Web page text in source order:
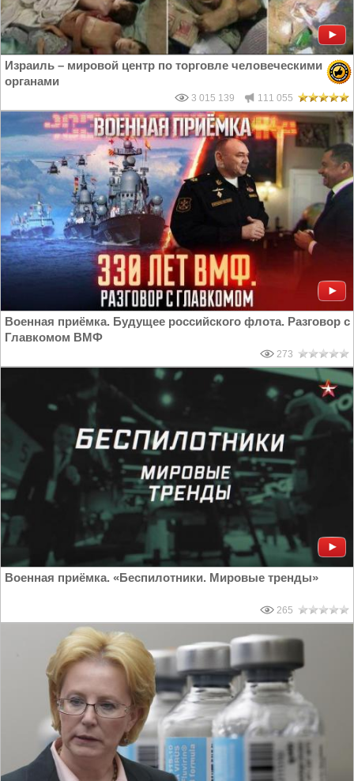
Израиль – мировой центр по торговле человеческими
органами
3 015 139 111 055
Военная приёмка. Будущее российского флота. Разговор с
Главкомом ВМФ
273
Военная приёмка. «Беспилотники. Мировые тренды»
265